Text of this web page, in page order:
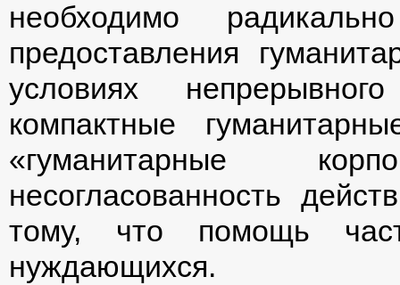
необходимо
предоставления
условиях
компактные
«гуманитарные
несогласованность
тому, что помощь
нуждающихся.